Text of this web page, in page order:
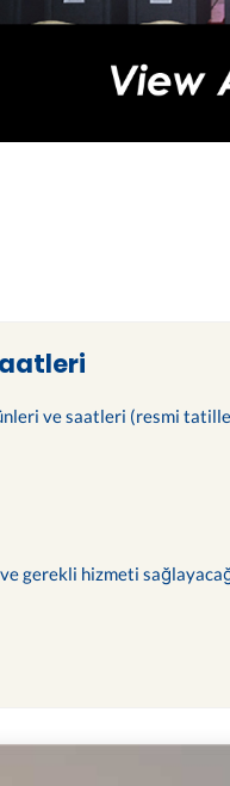
ve saatleri (resmi
gerekli hizmeti